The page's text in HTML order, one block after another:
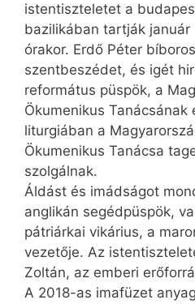
istentiszteletet a
bazilikában tartják január
órakor. Erdő Péter
szentbeszédet, és igét
református püspök, a
Ökumenikus Tanácsának
liturgiában a
Ökumenikus Tanácsa
szolgálnak.
Áldást és imádságot
anglikán segédpüspök,
pátriárkai vikárius, a
vezetője. Az
Zoltán, az emberi
A 2018-as imafüzet